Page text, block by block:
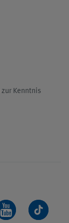
zur Kenntnis